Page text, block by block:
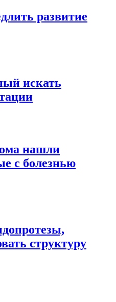
развитие
искать
нашли
с болезнью
структуру